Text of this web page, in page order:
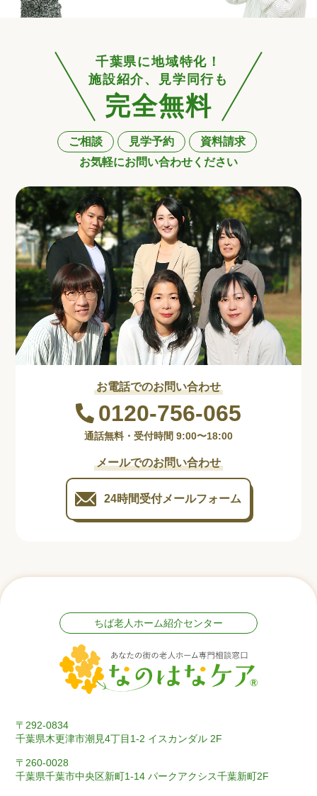
千葉県に地域特化！
施設紹介、見学同行も
完全無料
ご相談 見学予約
資料請求
お気軽にお問い合わせください
お電話でのお問い合わせ
0120-756-065
通話無料・受付時間 9:00〜18:00
メールでのお問い合わせ
24時間受付メールフォーム
ちば老人ホーム紹介センター
〒292-0834
千葉県木更津市潮見4丁目1-2 イスカンダル 2F
〒260-0028
千葉県千葉市中央区新町1-14 パークアクシス千葉新町2F